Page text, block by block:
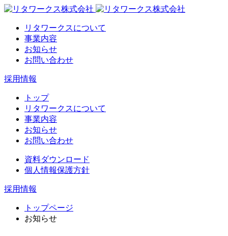
リタワークスについて
事業内容
お知らせ
お問い合わせ
採用情報
トップ
リタワークスについて
事業内容
お知らせ
お問い合わせ
資料ダウンロード
個人情報保護方針
採用情報
トップページ
お知らせ